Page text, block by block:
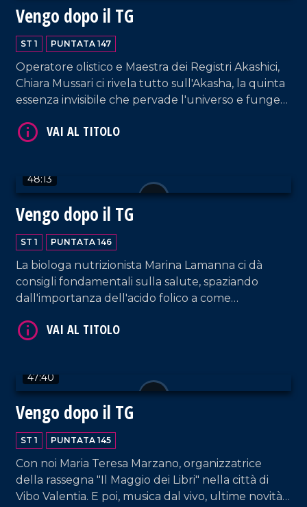
Vengo dopo il TG
ST 1 PUNTATA 147
Operatore olistico e Maestra dei Registri Akashici,
Chiara Mussari ci rivela tutto sull'Akasha, la quinta
essenza invisibile che pervade l'universo e funge
parola ed evento della storia.
48:13
Vengo dopo il TG
ST 1 PUNTATA 146
La biologa nutrizionista Marina Lamanna ci dà
consigli fondamentali sulla salute, spaziando
dall'importanza dell'acido folico a come
dal nostro salotto.
47:40
Vengo dopo il TG
ST 1 PUNTATA 145
Con noi Maria Teresa Marzano, organizzatrice
della rassegna "Il Maggio dei Libri" nella città di
Vibo Valentia. E poi, musica dal vivo, ultime novità
VAI AL TITOLO
VAI AL TITOLO